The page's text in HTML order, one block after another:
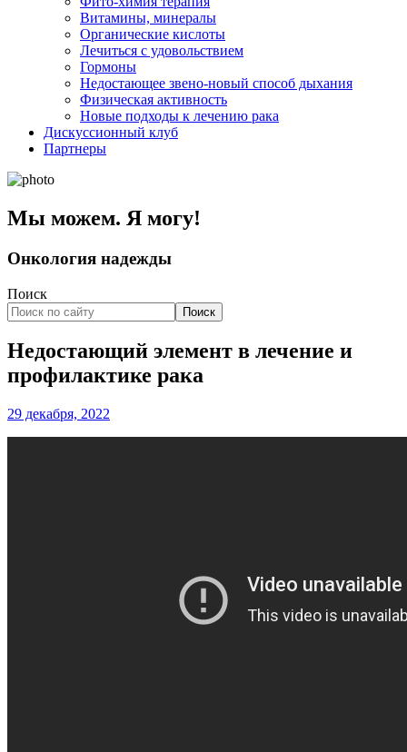
Витамины, минералы
Органические кислоты
Лечиться с удовольствием
Гормоны
Недостающее звено-новый способ дыхания
Физическая активность
Новые подходы к лечению рака
Дискуссионный клуб
Партнеры
Мы можем. Я могу!
Онкология надежды
Поиск
Поиск
Недостающий элемент в лечение и
профилактике рака
29 декабря, 2022